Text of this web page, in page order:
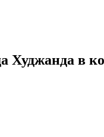
Худжанда в